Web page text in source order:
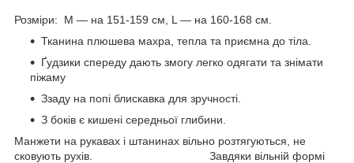
Розміри: М — на 151-159 см, L — на 160-168 см.
Тканина плюшева махра, тепла та приємна до тіла.
Ґудзики спереду дають змогу легко одягати та знімати
піжаму
Ззаду на попі блискавка для зручності.
З боків є кишені середньої глибини.
Манжети на рукавах і штанинах вільно розтягуються, не
сковують рухів. Завдяки вільній формі